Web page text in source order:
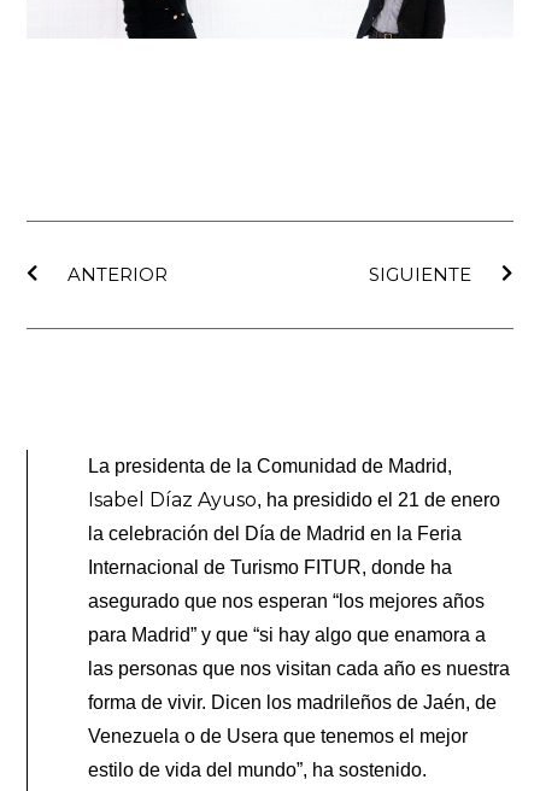
ANTERIOR
SIGUIENTE
La presidenta de la Comunidad de Madrid,
Isabel Díaz Ayuso, ha presidido el 21 de enero
la celebración del Día de Madrid en la Feria
Internacional de Turismo FITUR, donde ha
asegurado que nos esperan “los mejores años
para Madrid” y que “si hay algo que enamora a
las personas que nos visitan cada año es nuestra
forma de vivir. Dicen los madrileños de Jaén, de
Venezuela o de Usera que tenemos el mejor
estilo de vida del mundo”, ha sostenido.